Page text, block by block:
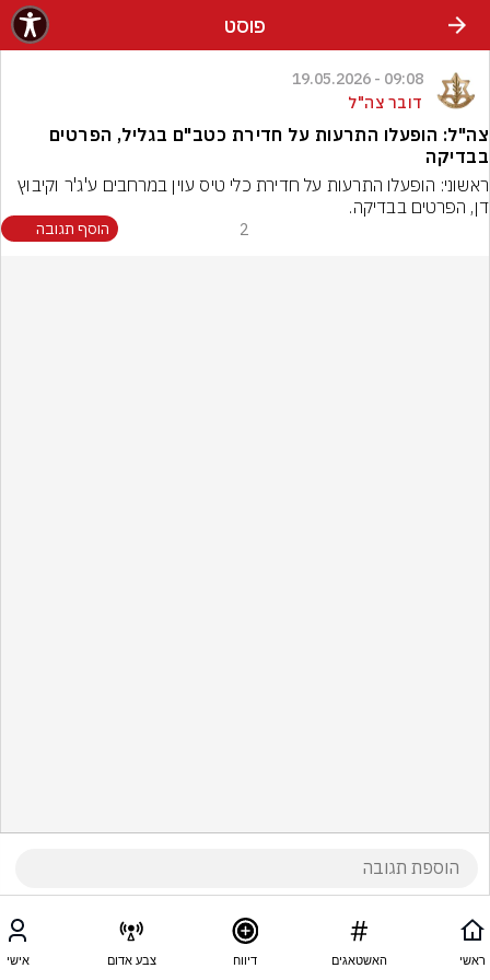
פוסט
09:08 - 19.05.2026
דובר צה"ל
צה"ל: הופעלו התרעות על חדירת כטב"ם בגליל, הפרטים
בבדיקה
ראשוני: הופעלו התרעות על חדירת כלי טיס עוין במרחבים ע'ג'ר וקיבוץ
דן, הפרטים בבדיקה.
2 הוסף תגובה
ראשי האשטאגים דיווח צבע אדום אישי